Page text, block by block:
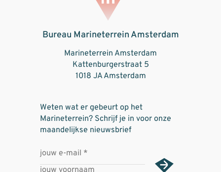
Bureau Marineterrein Amsterdam
Marineterrein Amsterdam
Kattenburgerstraat 5
1018 JA Amsterdam
Weten wat er gebeurt op het
Marineterrein? Schrijf je in voor onze
maandelijkse nieuwsbrief